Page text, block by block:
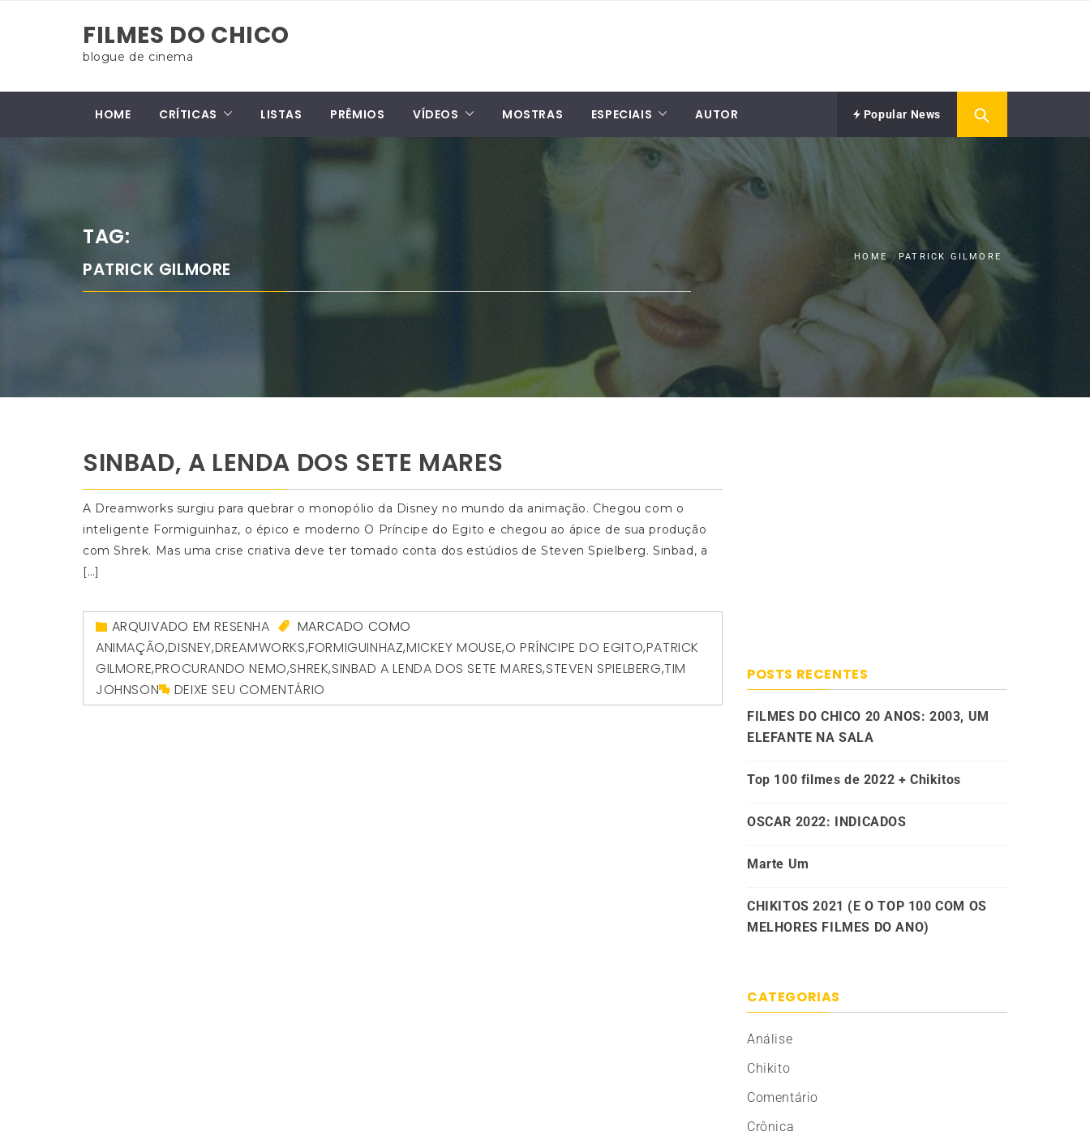
FILMES DO CHICO
blogue de cinema
HOME CRÍTICAS LISTAS PRÊMIOS VÍDEOS MOSTRAS ESPECIAIS AUTOR Popular News
TAG:
PATRICK GILMORE
HOME PATRICK GILMORE
SINBAD, A LENDA DOS SETE MARES
A Dreamworks surgiu para quebrar o monopólio da Disney no mundo da animação. Chegou com o
inteligente Formiguinhaz, o épico e moderno O Príncipe do Egito e chegou ao ápice de sua produção
com Shrek. Mas uma crise criativa deve ter tomado conta dos estúdios de Steven Spielberg. Sinbad, a
[…]
ARQUIVADO EMRESENHA
MARCADO COMO
ANIMAÇÃO,DISNEY,DREAMWORKS,FORMIGUINHAZ,MICKEY MOUSE,O PRÍNCIPE DO EGITO,PATRICK
GILMORE,PROCURANDO NEMO,SHREK,SINBAD A LENDA DOS SETE MARES,STEVEN SPIELBERG,TIM
JOHNSON
DEIXE SEU COMENTÁRIO
POSTS RECENTES
FILMES DO CHICO 20 ANOS: 2003, UM
ELEFANTE NA SALA
Top 100 filmes de 2022 + Chikitos
OSCAR 2022: INDICADOS
Marte Um
CHIKITOS 2021 (E O TOP 100 COM OS
MELHORES FILMES DO ANO)
CATEGORIAS
Análise
Chikito
Comentário
Crônica